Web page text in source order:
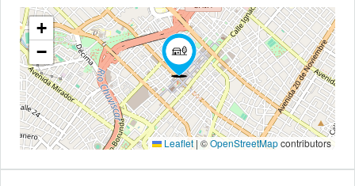
+
−
Leaflet | ©OpenStreetMapcontributors